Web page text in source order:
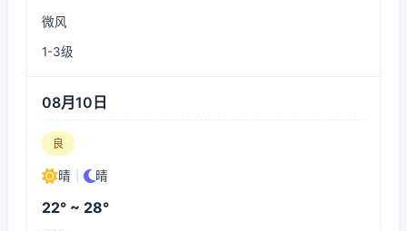
微风
1-3级
08月10日
良
晴 晴
22° ~ 28°